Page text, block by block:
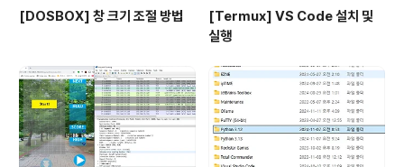
[DOSBOX] 창 크기 조절 방법
[Termux] VS Code 설치 및
실행